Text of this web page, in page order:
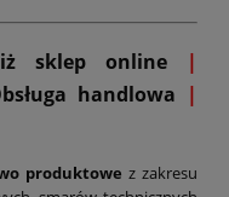
sklep online
|
handlowa |
produktowe z zakresu